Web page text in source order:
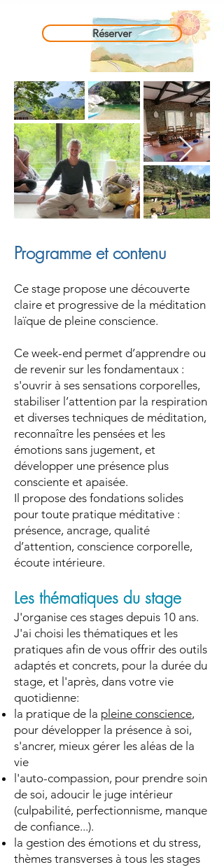
Réserver
Programme et contenu
Ce stage propose une découverte
claire et progressive de la méditation
laïque de pleine conscience.
Ce week-end permet d’apprendre ou
de revenir sur les fondamentaux :
s'ouvrir à ses sensations corporelles,
stabiliser l’attention par la respiration
et diverses techniques de méditation,
reconnaître les pensées et les
émotions sans jugement, et
développer une présence plus
consciente et apaisée.
Il propose des fondations solides
pour toute pratique méditative :
présence, ancrage, qualité
d’attention, conscience corporelle,
écoute intérieure.
Les thématiques du stage
​J'organise ces stages depuis 10 ans.
J'ai choisi les thématiques et les
pratiques afin de vous offrir des outils
adaptés et concrets, pour la durée du
stage, et l'après, dans votre vie
quotidienne:
la pratique de la pleine conscience,
pour développer la présence à soi,
s'ancrer, mieux gérer les aléas de la
vie
l'auto-compassion, pour prendre soin
de soi, adoucir le juge intérieur
(culpabilité, perfectionnisme, manque
de confiance...).
la gestion des émotions et du stress,
thèmes transverses à tous les stages